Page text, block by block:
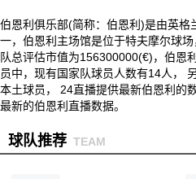
伯恩利俱乐部(简称：伯恩利)是由英格
一，伯恩利主场馆是位于特夫摩尔球
队总评估市值为156300000(€)，伯恩
员中，现有国家队球员人数有14人，
本土球员， 24直播提供最新伯恩利的
最新的伯恩利直播数据。
球队推荐 TEAM